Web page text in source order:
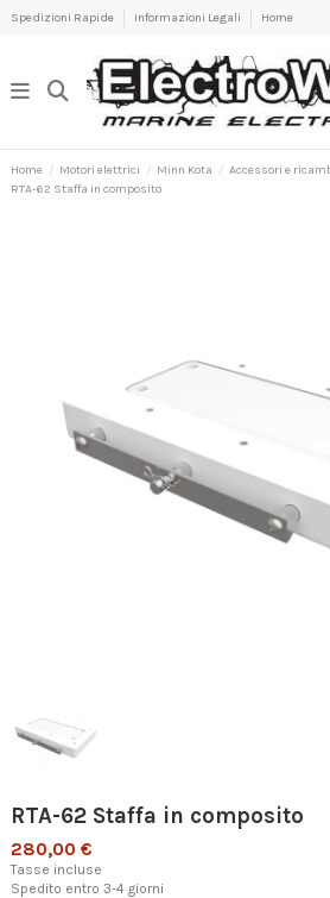
Spedizioni Rapide Informazioni Legali Home
Home Motori elettrici Minn Kota
Accessori e
RTA-62 Staffa in composito
RTA-62 Staffa in composito
280,00 €
Tasse incluse
Spedito entro 3-4 giorni